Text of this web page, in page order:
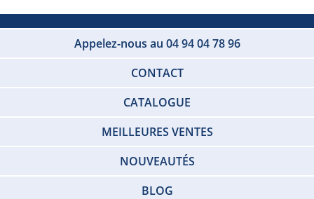
Appelez-nous au 04 94 04 78 96
CONTACT
CATALOGUE
MEILLEURES VENTES
NOUVEAUTÉS
BLOG